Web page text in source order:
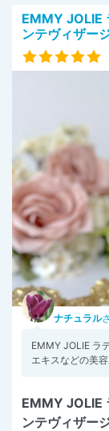
EMMY JOLIE
ンテヴィザー
ナチュラル
EMMY JOLIE ラ
エキスなどの美
EMMY JOLIE
ンテヴィザー